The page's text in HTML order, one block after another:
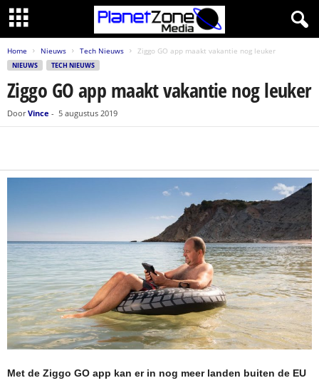
Home Nieuws Tech Nieuws Ziggo GO app maakt vakantie nog leuker
NIEUWS TECH NIEUWS
Ziggo GO app maakt vakantie nog leuker
Door Vince - 5 augustus 2019
Met de Ziggo GO app kan er in nog meer landen buiten de EU